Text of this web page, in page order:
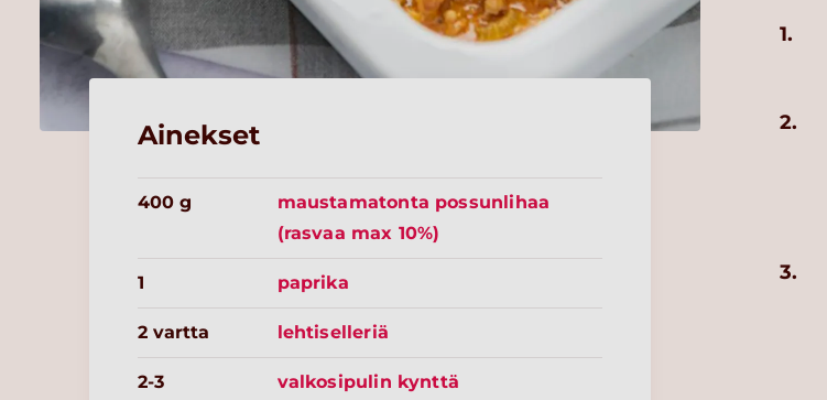
Ainekset
400 g
maustamatonta possunlihaa
(rasvaa max 10%)
1 paprika
2 vartta lehtiselleriä
2-3 valkosipulin kynttä
1.
2.
3.